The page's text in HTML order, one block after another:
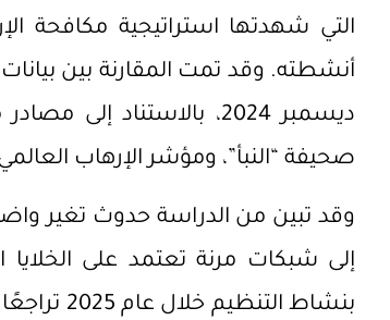
أنشطته. وقد تمت المقارنة بين
ديسمبر 2024، بالاستناد
صحيفة “النبأ”، ومؤشر الإرهاب
وقد تبين من الدراسة حدوث تغير
إلى شبكات مرنة تعتمد على الخلايا